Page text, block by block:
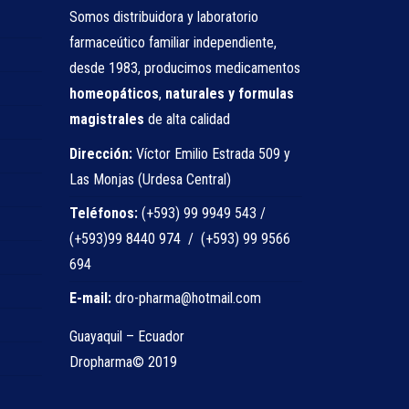
Somos distribuidora y laboratorio
farmaceútico familiar independiente,
desde 1983, producimos medicamentos
homeopáticos, naturales y formulas
magistrales de alta calidad
Dirección: Víctor Emilio Estrada 509 y
Las Monjas (Urdesa Central)
Teléfonos: (+593) 99 9949 543 /
(+593)99 8440 974 / (+593) 99 9566
694
E-mail: dro-pharma@hotmail.com
Guayaquil – Ecuador
Dropharma© 2019